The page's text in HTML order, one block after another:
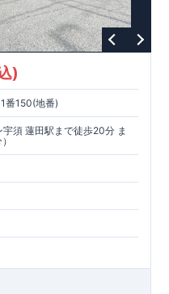
)
番150(地番)
須 蓮田駅まで徒歩20分 ま